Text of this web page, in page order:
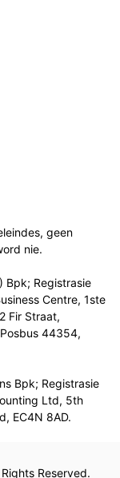
geen
nie.
Bpk; Registrasie
Centre, 1ste
Fir Straat,
44354,
Bpk; Registrasie
Ltd, 5th
EC4N 8AD.
Reserved.